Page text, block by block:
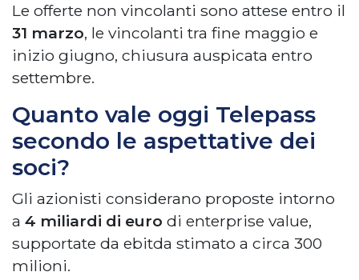
Le offerte non vincolanti sono attese entro il
31 marzo, le vincolanti tra fine maggio e
inizio giugno, chiusura auspicata entro
settembre.
Quanto vale oggi Telepass
secondo le aspettative dei
soci?
Gli azionisti considerano proposte intorno
a 4 miliardi di euro di enterprise value,
supportate da ebitda stimato a circa 300
milioni.